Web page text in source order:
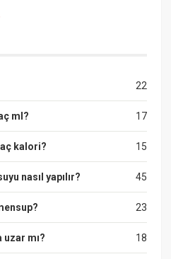
22
17
ml?
15
kalori?
45
nasıl yapılır?
23
18
mı?